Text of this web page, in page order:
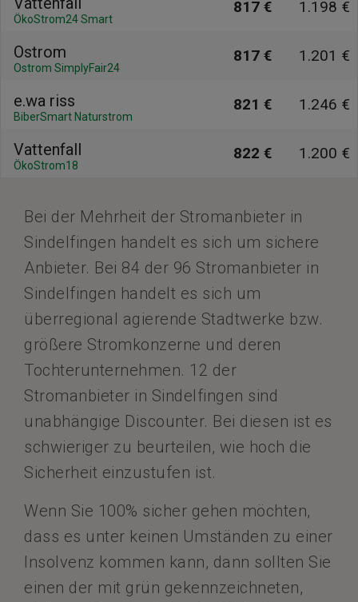
ÖkoStrom24 Smart
817 € 1.198 €
Ostrom
Ostrom SimplyFair24
817 € 1.201 €
e.wa riss
BiberSmart Naturstrom
821 € 1.246 €
Vattenfall
ÖkoStrom18
822 € 1.200 €
Bei der Mehrheit der Stromanbieter in
Sindelfingen handelt es sich um sichere
Anbieter. Bei 84 der 96 Stromanbieter in
Sindelfingen handelt es sich um
überregional agierende Stadtwerke bzw.
größere Stromkonzerne und deren
Tochterunternehmen. 12 der
Stromanbieter in Sindelfingen sind
unabhängige Discounter. Bei diesen ist es
schwieriger zu beurteilen, wie hoch die
Sicherheit einzustufen ist.
Wenn Sie 100% sicher gehen möchten,
dass es unter keinen Umständen zu einer
Insolvenz kommen kann, dann sollten Sie
einen der mit grün gekennzeichneten,